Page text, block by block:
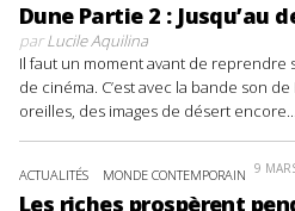
Dune Partie 2 : Jusqu’au
parLucile Aquilina
Il faut un moment avant de reprendre
de cinéma. C’est avec la bande son
oreilles, des images de désert encore...
ACTUALITÉS MONDE CONTEMPORAIN 9
Les riches prospèrent